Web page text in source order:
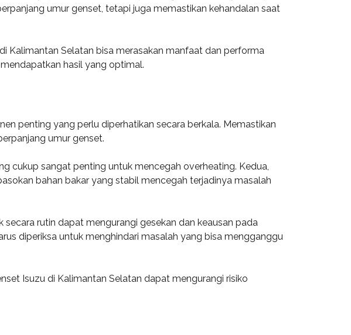
umur genset, tetapi juga memastikan kehandalan saat
Kalimantan Selatan bisa merasakan manfaat dan performa
hasil yang optimal.
penting yang perlu diperhatikan secara berkala. Memastikan
umur genset.
cukup sangat penting untuk mencegah overheating. Kedua,
bahan bakar yang stabil mencegah terjadinya masalah
rutin dapat mengurangi gesekan dan keausan pada
diperiksa untuk menghindari masalah yang bisa mengganggu
Isuzu di Kalimantan Selatan dapat mengurangi risiko